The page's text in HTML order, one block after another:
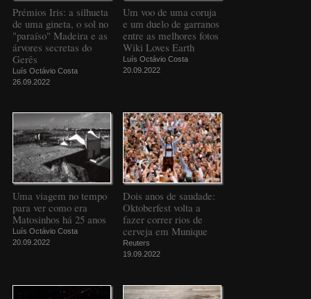
Prémios Iris: a silhueta
de uma gineta, o sol no
"paraíso" Madeira e as
árvores secretas do
Gerês
Luís Octávio Costa
26.09.2022
Um voo de uma coruja
e um duelo de garranos
entre as melhores fotos
Wiki Loves Earth
Luís Octávio Costa
20.09.2022
Uma viagem no tempo
para ver como era
Matosinhos há 25 anos
Luís Octávio Costa
20.09.2022
Dois anos de saudade:
Oktoberfest volta a
fazer correr rios de
cerveja em Munique
Reuters
19.09.2022